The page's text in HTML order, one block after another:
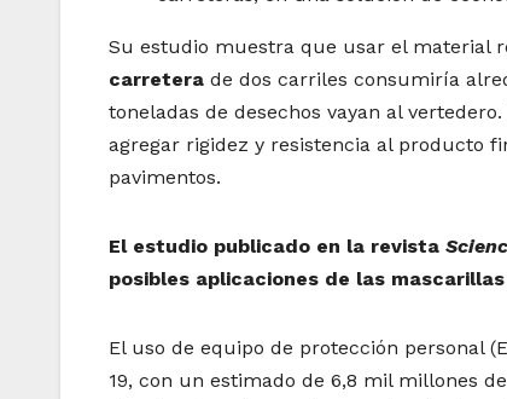
Su estudio muestra que usar el material
carretera de dos carriles consumiría
toneladas de desechos vayan al
agregar rigidez y resistencia al producto
pavimentos.
El estudio publicado en la revista
posibles aplicaciones de las
El uso de equipo de protección personal
19, con un estimado de 6,8 mil millones